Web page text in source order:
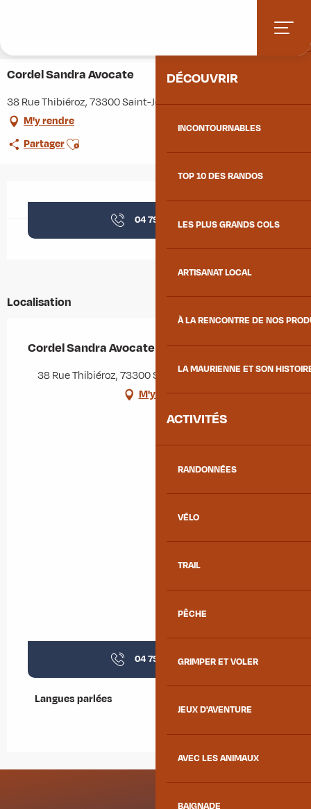
principal
DÉCOUVRIR
INCONTOURNABLES
TOP 10 DES RANDOS
LES PLUS GRANDS COLS
ARTISANAT LOCAL
À LA RENCONTRE DE NOS
LA MAURIENNE ET SON
ACTIVITÉS
RANDONNÉES
VÉLO
TRAIL
PÊCHE
GRIMPER ET VOLER
JEUX D'AVENTURE
AVEC LES ANIMAUX
BAIGNADE
Cordel Sandra Avocate
38 Rue Thibiéroz, 73300 Saint-Jean-de-Maurienne
M'y rendre
PartagerAjouter aux favoris
04 79 05 18▒▒
Localisation
Cordel Sandra Avocate
38 Rue Thibiéroz, 73300 Saint-Jean-de-Maurienne
M'y rendre
04 79 05 18▒▒
Langues parlées
Langues parlées